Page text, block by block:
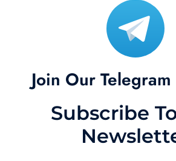
Join Our
Subscribe